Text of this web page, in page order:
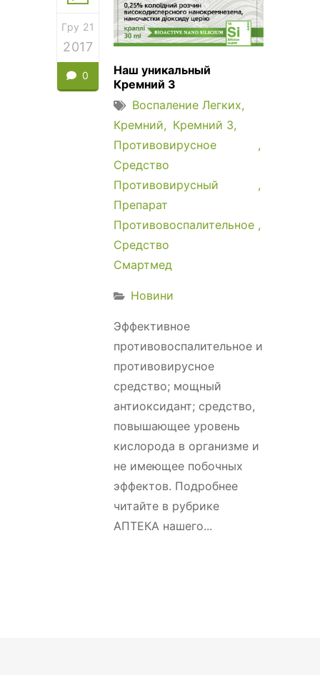
Гру 21
2017
0
Наш уникальный
Кремний 3
Воспаление Легких
Кремний
Кремний 3
Противовирусное
Средство
Противовирусный
Препарат
Противовоспалительное
Средство
Смартмед
Новини
Эффективное
противовоспалительное и
противовирусное
средство; мощный
антиоксидант; средство,
повышающее уровень
кислорода в организме и
не имеющее побочных
эффектов. Подробнее
читайте в рубрике
АПТЕКА нашего...